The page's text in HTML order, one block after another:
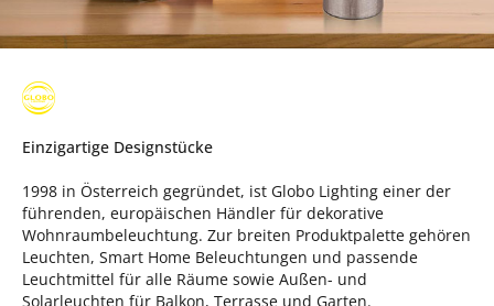
Einzigartige Designstücke
1998 in Österreich gegründet, ist Globo Lighting einer der
führenden, europäischen Händler für dekorative
Wohnraumbeleuchtung. Zur breiten Produktpalette gehören
Leuchten, Smart Home Beleuchtungen und passende
Leuchtmittel für alle Räume sowie Außen- und
Solarleuchten für Balkon, Terrasse und Garten.